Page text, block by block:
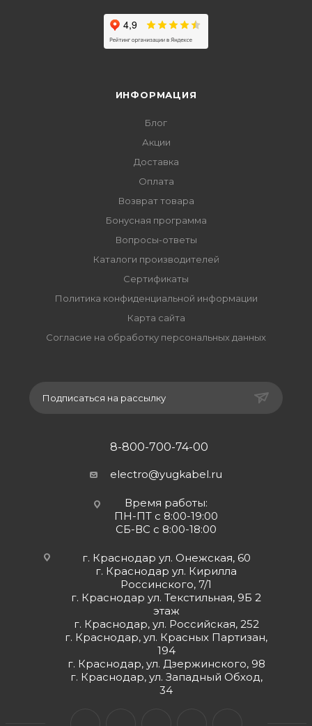
ИНФОРМАЦИЯ
Блог
Акции
Доставка
Оплата
Возврат товара
Бонусная программа
Вопросы-ответы
Каталоги производителей
Сертификаты
Политика конфиденциальной информации
Карта сайта
Согласие на обработку персональных данных
Подписаться на рассылку
8-800-700-74-00
electro@yugkabel.ru
Время работы:
ПН-ПТ с 8:00-19:00
СБ-ВС с 8:00-18:00
г. Краснодар ул. Онежская, 60
г. Краснодар ул. Кирилла
Россинского, 7/1
г. Краснодар ул. Текстильная, 9Б 2
этаж
г. Краснодар, ул. Российская, 252
г. Краснодар, ул. Красных Партизан,
194
г. Краснодар, ул. Дзержинского, 98
г. Краснодар, ул. Западный Обход,
34